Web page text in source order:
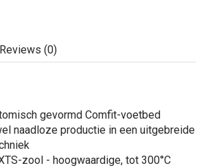
Reviews (0)
gevormd Comfit-voetbed
naadloze productie in een uitgebreide
zool - hoogwaardige, tot 300°C